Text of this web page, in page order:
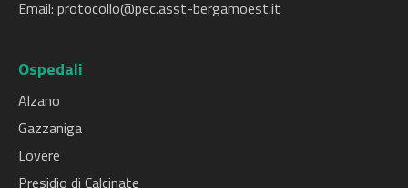
Email: protocollo@pec.asst-bergamoest.it
Ospedali
Alzano
Gazzaniga
Lovere
Presidio di Calcinate